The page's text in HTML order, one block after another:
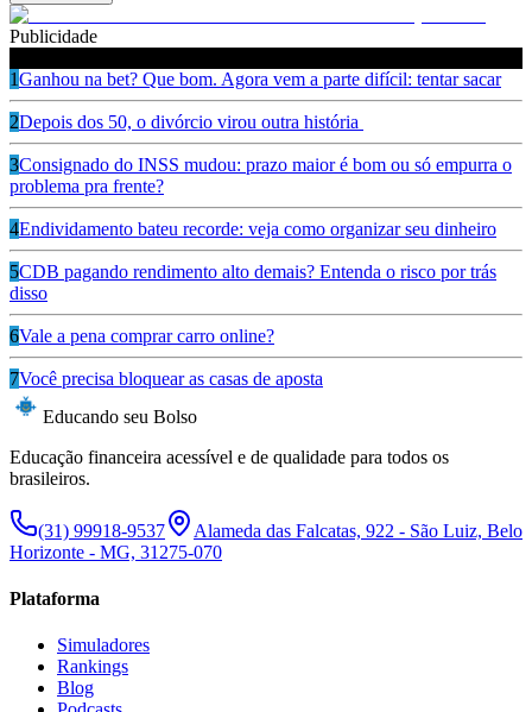
Publicidade
1Ganhou na bet? Que bom. Agora vem a parte difícil: tentar sacar
2Depois dos 50, o divórcio virou outra história
3Consignado do INSS mudou: prazo maior é bom ou só empurra o
problema pra frente?
4Endividamento bateu recorde: veja como organizar seu dinheiro
5CDB pagando rendimento alto demais? Entenda o risco por trás
disso
6Vale a pena comprar carro online?
7Você precisa bloquear as casas de aposta
Educando seu Bolso
Educação financeira acessível e de qualidade para todos os
brasileiros.
(31) 99918-9537
Alameda das Falcatas, 922 - São Luiz, Belo
Horizonte - MG, 31275-070
Plataforma
Simuladores
Rankings
Blog